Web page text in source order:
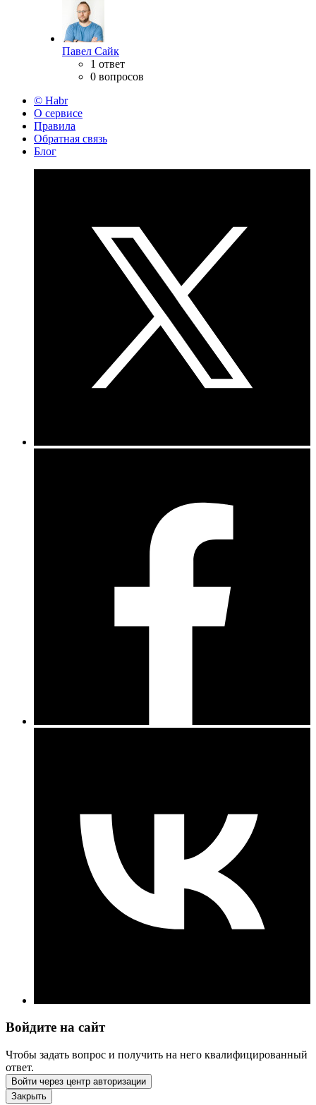
Павел Сайк
1 ответ
0 вопросов
© Habr
О сервисе
Правила
Обратная связь
Блог
Войдите на сайт
Чтобы задать вопрос и получить на него квалифицированный
ответ.
Войти через центр авторизации
Закрыть